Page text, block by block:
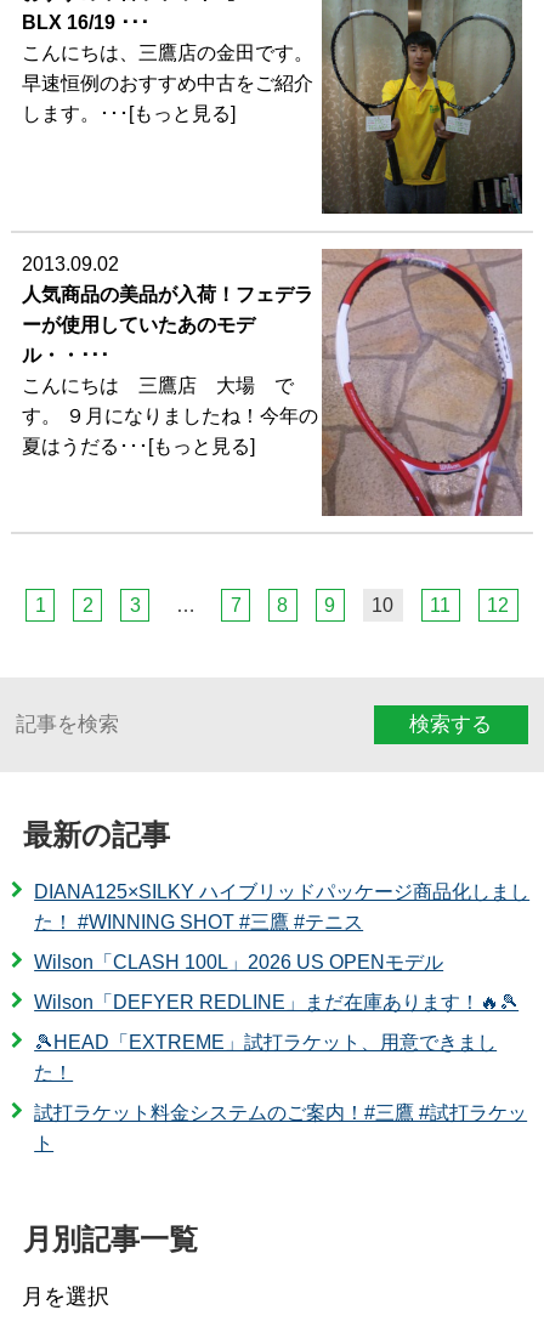
BLX 16/19 ･･･
こんにちは、三鷹店の金田です。
早速恒例のおすすめ中古をご紹介
します。･･･[もっと見る]
2013.09.02
人気商品の美品が入荷！フェデラ
ーが使用していたあのモデ
ル・・･･･
こんにちは 三鷹店 大場 で
す。 ９月になりましたね！今年の
夏はうだる･･･[もっと見る]
1 2 3 … 7 8 9 10 11 12
検索する
最新の記事
DIANA125×SILKY ハイブリッドパッケージ商品化しまし
た！ #WINNING SHOT #三鷹 #テニス
Wilson「CLASH 100L」2026 US OPENモデル
Wilson「DEFYER REDLINE」まだ在庫あります！🔥🎾
🎾HEAD「EXTREME」試打ラケット、用意できまし
た！
試打ラケット料金システムのご案内！#三鷹 #試打ラケッ
ト
月別記事一覧